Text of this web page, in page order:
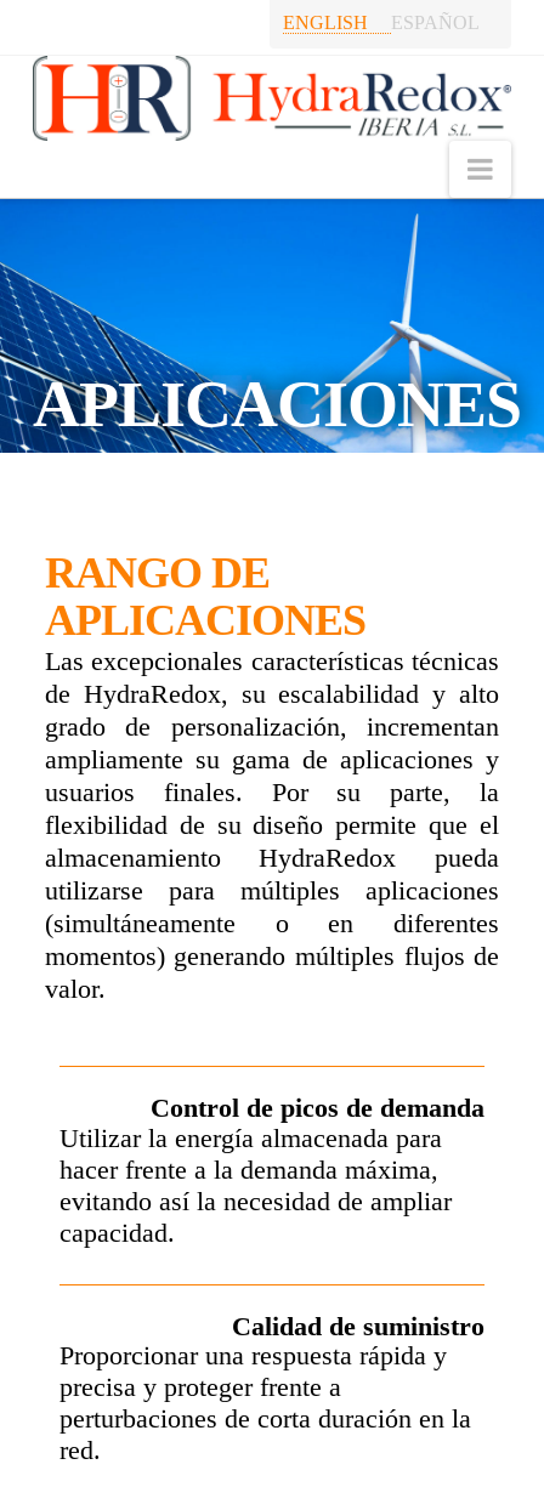
ENGLISH ESPAÑOL
Hydraredox
APLICACIONES
RANGO DE
APLICACIONES
Las excepcionales características técnicas
de HydraRedox, su escalabilidad y alto
grado de personalización, incrementan
ampliamente su gama de aplicaciones y
usuarios finales. Por su parte, la
flexibilidad de su diseño permite que el
almacenamiento HydraRedox pueda
utilizarse para múltiples aplicaciones
(simultáneamente o en diferentes
momentos) generando múltiples flujos de
valor.
Control de picos de demanda
Utilizar la energía almacenada para
hacer frente a la demanda máxima,
evitando así la necesidad de ampliar
capacidad.
Calidad de suministro
Proporcionar una respuesta rápida y
precisa y proteger frente a
perturbaciones de corta duración en la
red.